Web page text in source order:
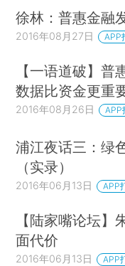
徐林：普惠金融
2016年08月27日 APP
【一语道破】普
数据比资金更重
2016年08月26日 APP
浦江夜话三：绿
（实录）
2016年06月13日 APP
【陆家嘴论坛
面代价
2016年06月13日 APP